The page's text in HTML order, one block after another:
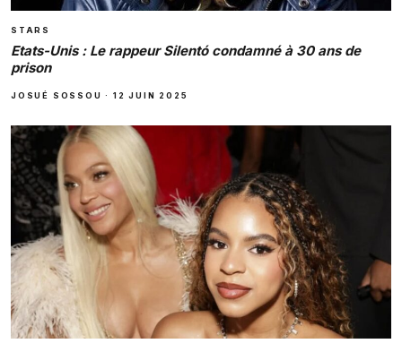
STARS
Etats-Unis : Le rappeur Silentó condamné à 30 ans de
prison
JOSUÉ SOSSOU ·12 JUIN 2025